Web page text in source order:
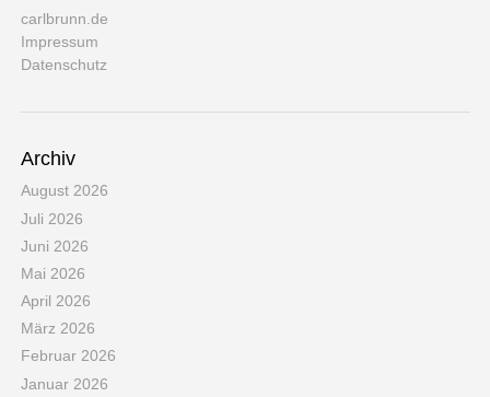
carlbrunn.de
Impressum
Datenschutz
Archiv
August 2026
Juli 2026
Juni 2026
Mai 2026
April 2026
März 2026
Februar 2026
Januar 2026